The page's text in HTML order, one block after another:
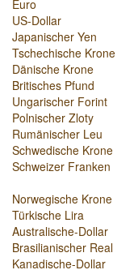
Euro
US-Dollar
Japanischer Yen
Tschechische Krone
Dänische Krone
Britisches Pfund
Ungarischer Forint
Polnischer Zloty
Rumänischer Leu
Schwedische Krone
Schweizer Franken
Norwegische Krone
Türkische Lira
Australische-Dollar
Brasilianischer Real
Kanadische-Dollar